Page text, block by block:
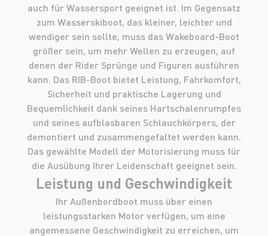
auch für Wassersport geeignet ist. Im Gegensatz
zum Wasserskiboot, das kleiner, leichter und
wendiger sein sollte, muss das Wakeboard-Boot
größer sein, um mehr Wellen zu erzeugen, auf
denen der Rider Sprünge und Figuren ausführen
kann. Das RIB-Boot bietet Leistung, Fahrkomfort,
Sicherheit und praktische Lagerung und
Bequemlichkeit dank seines Hartschalenrumpfes
und seines aufblasbaren Schlauchkörpers, der
demontiert und zusammengefaltet werden kann.
Das gewählte Modell der Motorisierung muss für
die Ausübung Ihrer Leidenschaft geeignet sein.
Leistung und Geschwindigkeit
Ihr Außenbordboot muss über einen
leistungsstarken Motor verfügen, um eine
angemessene Geschwindigkeit zu erreichen, um